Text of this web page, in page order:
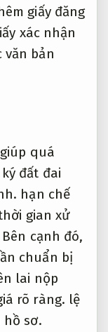
giấy đăng
xác nhận
bản
quá
đất đai
hạn chế
gian xử
Bên cạnh đó,
chuẩn bị
lai nộp
rõ ràng. lệ
sơ.